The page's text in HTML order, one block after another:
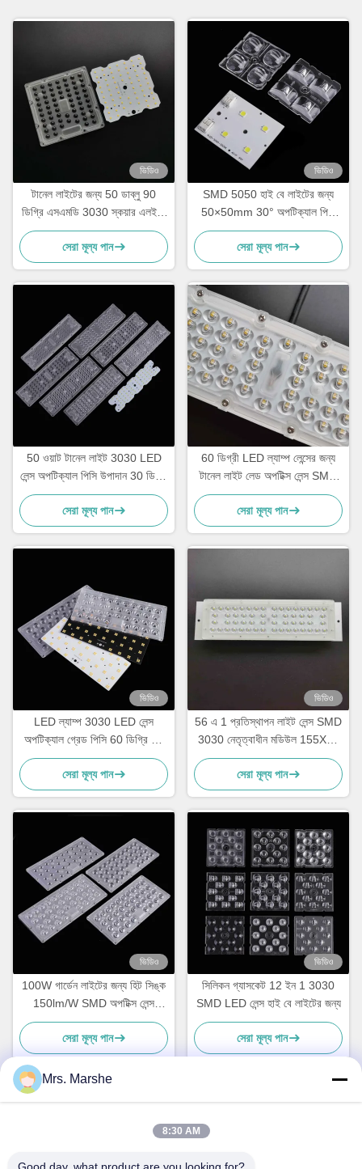
ভিডিও
টানেল লাইটের জন্য 50 ডাব্লু 90
ডিগ্রি এসএমডি 3030 স্কয়ার এলইডি
লেন্স
সেরা মূল্য পান
ভিডিও
SMD 5050 হাই বে লাইটের জন্য
50×50mm 30° অপটিক্যাল পিসি
LED লেন্স শিল্প ও গুদাম আলোর জন্য
উচ্চ দক্ষতার ন্যারো বিম লেন্স
সেরা মূল্য পান
50 ওয়াট টানেল লাইট 3030 LED
লেন্স অপটিক্যাল পিসি উপাদান 30 ডিগ্রী
বিম এঙ্গেল
সেরা মূল্য পান
60 ডিগ্রী LED ল্যাম্প লেন্সের জন্য
টানেল লাইট লেড অপটিক্স লেন্স SMD
3030 Leds
সেরা মূল্য পান
ভিডিও
LED ল্যাম্প 3030 LED লেন্স
অপটিক্যাল গ্রেড পিসি 60 ডিগ্রি বিম
কোণ
সেরা মূল্য পান
ভিডিও
56 এ 1 প্রতিস্থাপন লাইট লেন্স SMD
3030 নেতৃত্বাধীন মডিউল 155X80
ডিগ্রী
সেরা মূল্য পান
ভিডিও
100W গার্ডেন লাইটের জন্য হিট সিঙ্ক
150lm/W SMD অপটিক্স লেন্স
PH3030 18 সমান্তরাল
সেরা মূল্য পান
ভিডিও
সিলিকন গ্যাসকেট 12 ইন 1 3030
SMD LED লেন্স হাই বে লাইটের জন্য
সেরা মূল্য পান
Mrs. Marshe
8:30 AM